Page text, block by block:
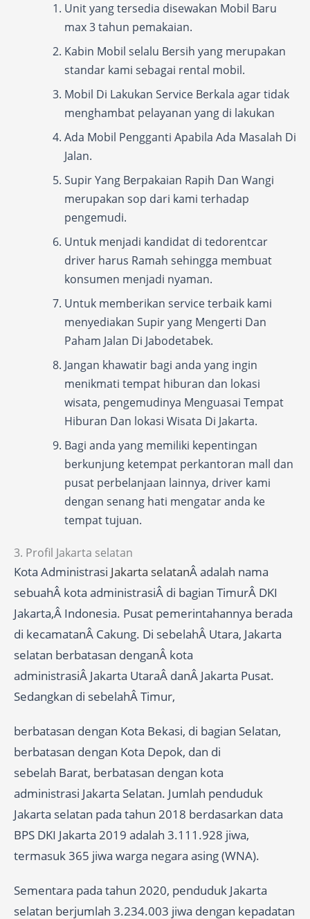
Unit yang tersedia disewakan Mobil Baru
max 3 tahun pemakaian.
Kabin Mobil selalu Bersih yang merupakan
standar kami sebagai rental mobil.
Mobil Di Lakukan Service Berkala agar tidak
menghambat pelayanan yang di lakukan
Ada Mobil Pengganti Apabila Ada Masalah Di
Jalan.
Supir Yang Berpakaian Rapih Dan Wangi
merupakan sop dari kami terhadap
pengemudi.
Untuk menjadi kandidat di tedorentcar
driver harus Ramah sehingga membuat
konsumen menjadi nyaman.
Untuk memberikan service terbaik kami
menyediakan Supir yang Mengerti Dan
Paham Jalan Di Jabodetabek.
Jangan khawatir bagi anda yang ingin
menikmati tempat hiburan dan lokasi
wisata, pengemudinya Menguasai Tempat
Hiburan Dan lokasi Wisata Di Jakarta.
Bagi anda yang memiliki kepentingan
berkunjung ketempat perkantoran mall dan
pusat perbelanjaan lainnya, driver kami
dengan senang hati mengatar anda ke
tempat tujuan.
3. Profil Jakarta selatan
Kota Administrasi Jakarta selatanÂ adalah nama
sebuahÂ kota administrasiÂ di bagian TimurÂ DKI
Jakarta,Â Indonesia. Pusat pemerintahannya berada
di kecamatanÂ Cakung. Di sebelahÂ Utara, Jakarta
selatan berbatasan denganÂ kota
administrasiÂ Jakarta UtaraÂ danÂ Jakarta Pusat.
Sedangkan di sebelahÂ Timur,
berbatasan dengan Kota Bekasi, di bagian Selatan,
berbatasan dengan Kota Depok, dan di
sebelah Barat, berbatasan dengan kota
administrasi Jakarta Selatan. Jumlah penduduk
Jakarta selatan pada tahun 2018 berdasarkan data
BPS DKI Jakarta 2019 adalah 3.111.928 jiwa,
termasuk 365 jiwa warga negara asing (WNA).
Sementara pada tahun 2020, penduduk Jakarta
selatan berjumlah 3.234.003 jiwa dengan kepadatan